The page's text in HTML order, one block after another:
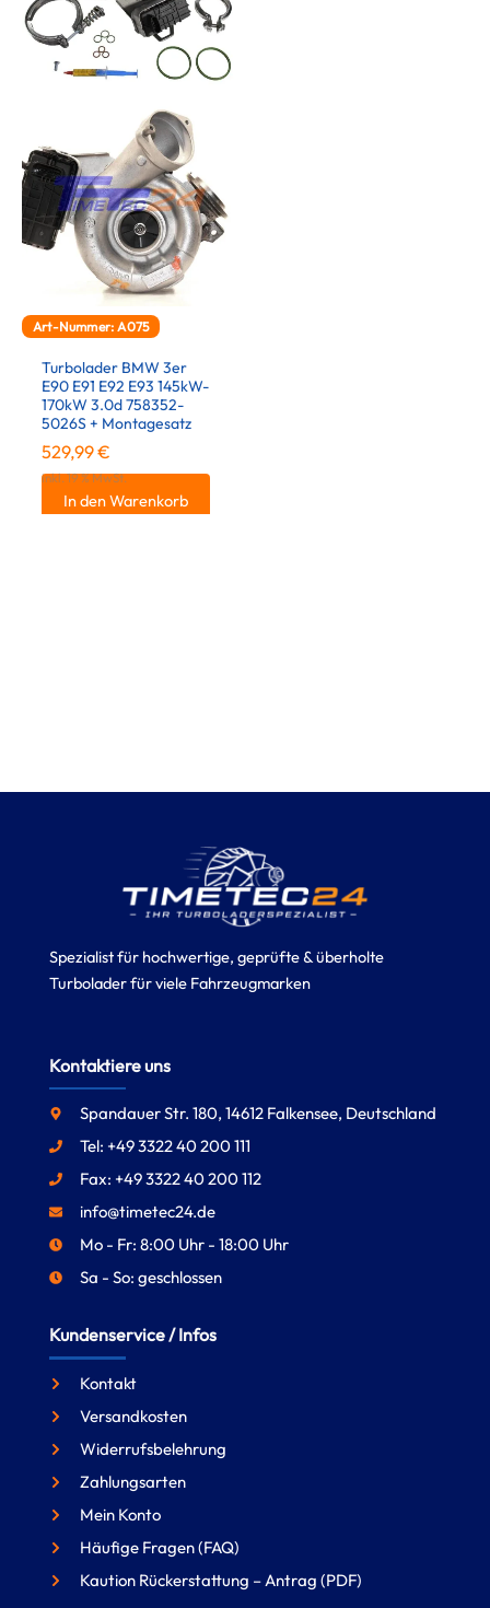
Art-Nummer: A075
Turbolader BMW 3er
E90 E91 E92 E93 145kW-
170kW 3.0d 758352-
5026S + Montagesatz
529,99€
inkl. 19 % MwSt.
In den Warenkorb
Spezialist für hochwertige, geprüfte & überholte
Turbolader für viele Fahrzeugmarken
Kontaktiere uns
Spandauer Str. 180, 14612 Falkensee, Deutschland
Tel: +49 3322 40 200 111
Fax: +49 3322 40 200 112
info@timetec24.de
Mo - Fr: 8:00 Uhr - 18:00 Uhr
Sa - So: geschlossen
Kundenservice / Infos
Kontakt
Versandkosten
Widerrufsbelehrung
Zahlungsarten
Mein Konto
Häufige Fragen (FAQ)
Kaution Rückerstattung – Antrag (PDF)